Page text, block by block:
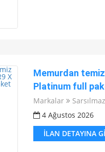
Memurdan temiz
Platinum full
Markalar Sarsılmaz
4 Ağustos 2026
İLAN DETAYINA